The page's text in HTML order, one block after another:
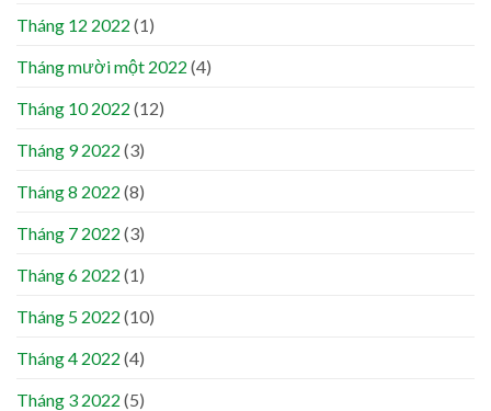
Tháng 12 2022 (1)
Tháng mười một 2022 (4)
Tháng 10 2022 (12)
Tháng 9 2022 (3)
Tháng 8 2022 (8)
Tháng 7 2022 (3)
Tháng 6 2022 (1)
Tháng 5 2022 (10)
Tháng 4 2022 (4)
Tháng 3 2022 (5)